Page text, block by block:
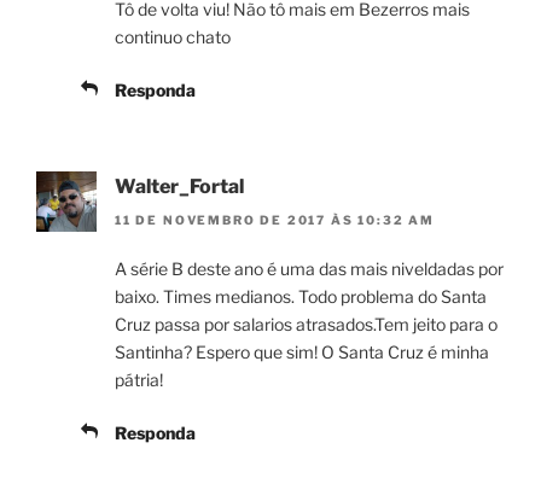
Tô de volta viu! Não tô mais em Bezerros mais
continuo chato
Responda
Walter_Fortal
11 DE NOVEMBRO DE 2017 ÀS 10:32 AM
A série B deste ano é uma das mais niveldadas por
baixo. Times medianos. Todo problema do Santa
Cruz passa por salarios atrasados.Tem jeito para o
Santinha? Espero que sim! O Santa Cruz é minha
pátria!
Responda